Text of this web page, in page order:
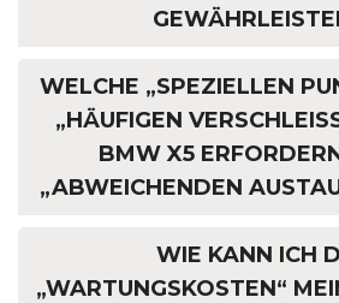
WELCHE „SPEZIELLEN
„HÄUFIGEN
MW X5 ERFORDERN
ABWEICHENDEN
WIE KANN ICH
„WARTUNGSKOSTEN“